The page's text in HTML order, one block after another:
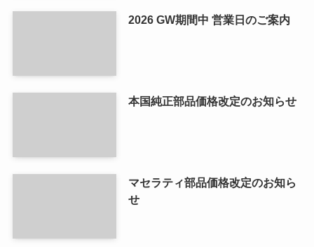
2026 GW期間中 営業日のご案内
本国純正部品価格改定のお知らせ
マセラティ部品価格改定のお知ら
せ